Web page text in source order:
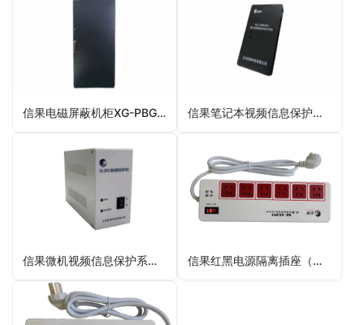
信果电磁屏蔽机柜XG-PBG型 信果笔记本视频信息保护系统XG-SP03II型
信果微机视频信息保护系统XG-SP03型 信果红黑电源隔离插座（基本型）XG-002VI型